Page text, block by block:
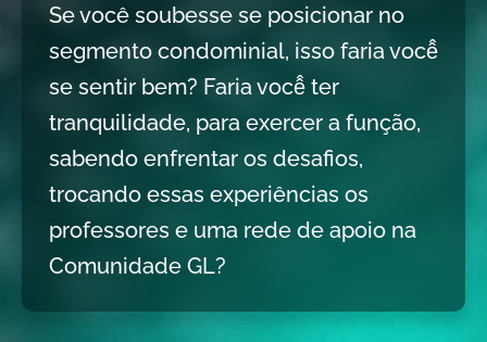
Se você soubesse se posicionar no
segmento condominial, isso faria você̂
se sentir bem? Faria você̂ ter
tranquilidade, para exercer a função,
sabendo enfrentar os desafios,
trocando essas experiências os
professores e uma rede de apoio na
Comunidade GL?